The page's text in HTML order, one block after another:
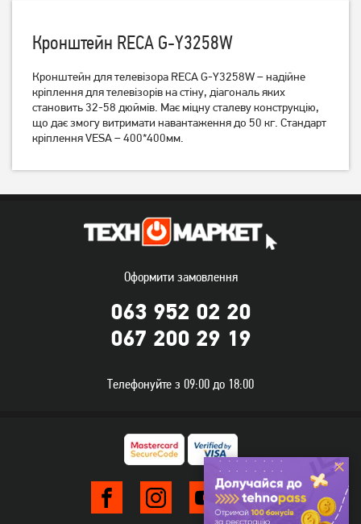
Кронштейн ITech LCD522B Кронштейн ITech PB2T
Кронштейн RECA G-Y3258W
Кронштейн для телевізора RECA G-Y3258W – надійне
кріплення для телевізорів на стіну, діагональ яких
становить 32-58 дюймів. Має міцну сталеву конструкцію,
що дає змогу витримати навантаження до 50 кг. Стандарт
кріплення VESA – 400*400мм.
Оформити замовлення
063 952 02 20
067 200 29 19
Телефонуйте з 09:00 до 18:00